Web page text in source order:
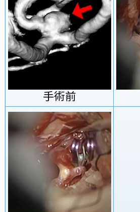
手術前